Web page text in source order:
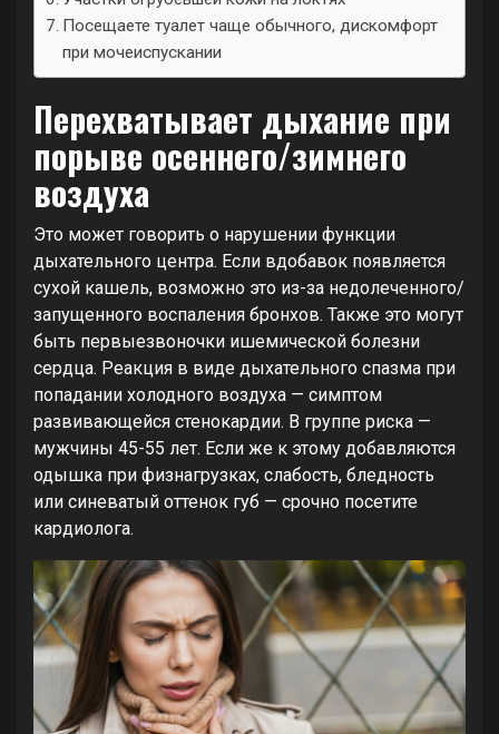
Посещаете туалет чаще обычного, дискомфорт
при мочеиспускании
Перехватывает дыхание при
порыве осеннего/зимнего
воздуха
Это может говорить о нарушении функции
дыхательного центра. Если вдобавок появляется
сухой кашель, возможно это из-за недолеченного/
запущенного воспаления бронхов. Также это могут
быть первыезвоночки ишемической болезни
сердца. Реакция в виде дыхательного спазма при
попадании холодного воздуха — симптом
развивающейся стенокардии. В группе риска —
мужчины 45-55 лет. Если же к этому добавляются
одышка при физнагрузках, слабость, бледность
или синеватый оттенок губ — срочно посетите
кардиолога.